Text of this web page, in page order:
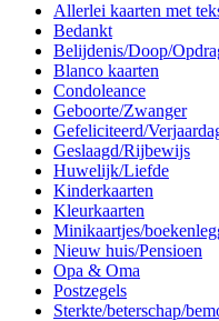
Allerlei kaarten met
Bedankt
Belijdenis/Doop/
Blanco kaarten
Condoleance
Geboorte/Zwanger
Gefeliciteerd/
Geslaagd/Rijbewijs
Huwelijk/Liefde
Kinderkaarten
Kleurkaarten
Minikaartjes/
Nieuw huis/Pensioen
Opa & Oma
Postzegels
Sterkte/beterschap/